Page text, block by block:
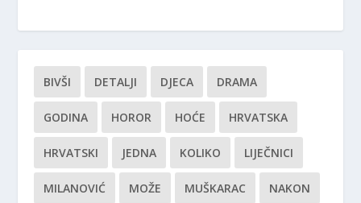
BIVŠI DETALJI DJECA DRAMA
GODINA HOROR HOĆE HRVATSKA
HRVATSKI JEDNA KOLIKO LIJEČNICI
MILANOVIĆ MOŽE MUŠKARAC NAKON